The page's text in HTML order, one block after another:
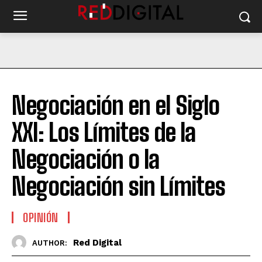
Negociación en el Siglo
XXI: Los Límites de la
Negociación o la
Negociación sin Límites
OPINIÓN
AUTHOR: Red Digital